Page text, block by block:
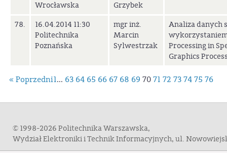
Wrocławska
Grzybek
78.
16.04.2014 11:30
Politechnika
Poznańska
mgr inż.
Marcin
Sylwestrzak
Analiza danych
Processing in
Graphics
« Poprzedni1... 63 64 65 66 67 68 69 70 71 72 73 74 75 76
© 1998-2026 Politechnika Warszawska,
Wydział Elektroniki i Technik Informacyjnych, ul.